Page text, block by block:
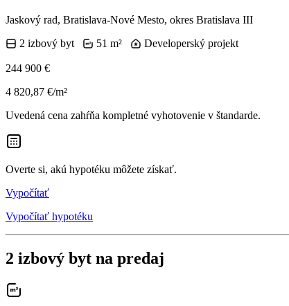
Jaskový rad, Bratislava-Nové Mesto, okres Bratislava III
2 izbový byt
51 m² Developerský projekt
244 900 €
4 820,87 €/m²
Uvedená cena zahŕňa kompletné vyhotovenie v štandarde.
Overte si, akú hypotéku môžete získať.
Vypočítať
Vypočítať hypotéku
2 izbový byt na predaj